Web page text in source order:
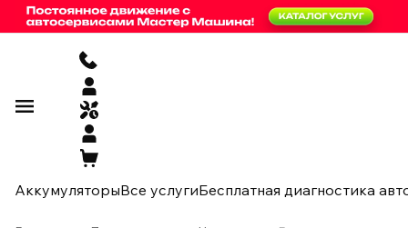
АккумуляторыВсе услугиБесплатная диагностика